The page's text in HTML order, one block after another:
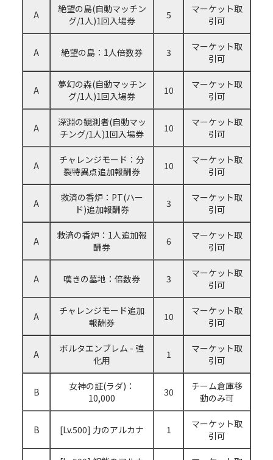
A
絶望の島(自動マッチン
グ/1人)1回入場券
5
マーケット取
引可
A 絶望の島：1人倍数券 3
マーケット取
引可
A
夢幻の森(自動マッチン
グ/1人)1回入場券
10
マーケット取
引可
A
深淵の観測者(自動マッ
チング/1人)1回入場券
10
マーケット取
引可
A
チャレンジモード：分
裂特異点追加報酬券
10
マーケット取
引可
A
救済の香炉：PT(ハー
ド)追加報酬券
3
マーケット取
引可
A
救済の香炉：1人追加報
酬券
6
マーケット取
引可
A 嘆きの墓地：倍数券 3
マーケット取
引可
A
チャレンジモード追加
報酬券
10
マーケット取
引可
A
ボルタエンブレム - 強
化用
1
マーケット取
引可
B
女神の証(ラダ)：
10,000
30
チーム倉庫移
動のみ可
B [Lv.500] 力のアルカナ 1
マーケット取
引可